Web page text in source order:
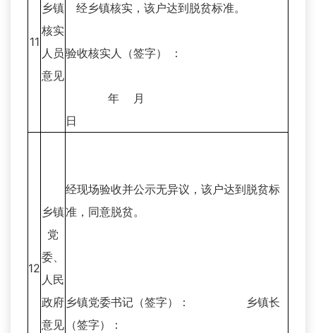
11
乡镇
核实
人员
意见
经乡镇核实，该户达到脱贫标准。
验收核实人（签字） ：
年 月
日
12
乡镇
党
委、
人民
政府
意见
经现场验收并公示无异议，该户达到脱贫标
准，同意脱贫。
乡镇党委书记（签字）： 乡镇长
（签字）：